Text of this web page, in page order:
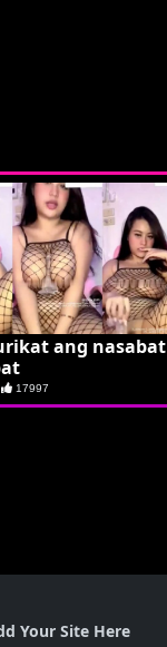
ang nasabat
17997
Your Site Here